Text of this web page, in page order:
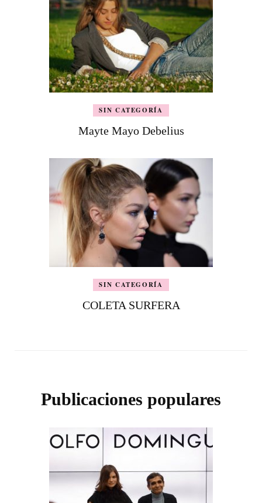
SIN CATEGORÍA
Mayte Mayo Debelius
SIN CATEGORÍA
COLETA SURFERA
Publicaciones populares